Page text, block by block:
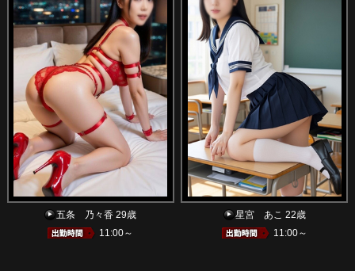
五条 乃々香 29歳
11:00～
星宮 あこ 22歳
11:00～